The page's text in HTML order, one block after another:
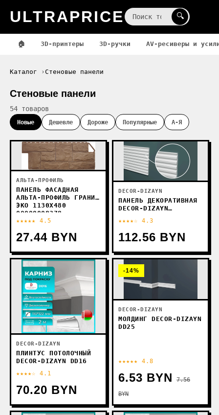
ULTRAPRICE 🔍
🏠 3D-принтеры 3D-ручки AV-ресиверы и
Каталог Стеновые панели
Стеновые панели
54 товаров
Новые Дешевле Дороже Популярные А-Я
АЛЬТА-ПРОФИЛЬ
ПАНЕЛЬ ФАСАДНАЯ
АЛЬТА-ПРОФИЛЬ ГРАНИТ
ЭКО 1130X480
00000008378
(БЕЖЕВЫЙ)
★★★★★ 4.5
27.44 BYN
DECOR-DIZAYN
ПАНЕЛЬ ДЕКОРАТИВНАЯ
DECOR-DIZAYN
★★★★☆ 4.3
112.56 BYN
DECOR-DIZAYN
ПЛИНТУС ПОТОЛОЧНЫЙ
DECOR-DIZAYN DD16
★★★★☆ 4.1
70.20 BYN
-14%
DECOR-DIZAYN
МОЛДИНГ DECOR-DIZAYN
DD25
★★★★★ 4.8
6.53 BYN
7.56
BYN